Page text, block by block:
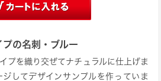
の名刺・ブルー
プを織り交ぜてナチュラルに仕上げま
してデザインサンプルを作っていま